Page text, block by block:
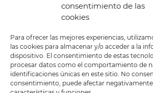
consentimiento de las
cookies
Para ofrecer las mejores experiencias,
las cookies para almacenar y/o acceder a la
dispositivo. El consentimiento de estas
procesar datos como el comportamiento de
identificaciones únicas en este sitio. No
consentimiento, puede afectar
LEGAL
POLÍTICA DE
PRIVACIDAD
TÉRMINOS Y
CONDICIONES
GENERALES DE LA
TIENDA
FORMATOS
OFERTAS